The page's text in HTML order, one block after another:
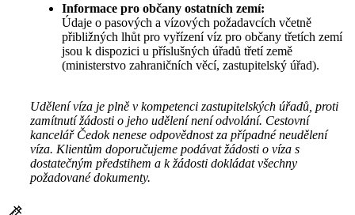
Informace pro občany ostatních zemí:
Údaje o pasových a vízových požadavcích včetně
přibližných lhůt pro vyřízení víz pro občany třetích zemí
jsou k dispozici u příslušných úřadů třetí země
(ministerstvo zahraničních věcí, zastupitelský úřad).
Udělení víza je plně v kompetenci zastupitelských úřadů, proti
zamítnutí žádosti o jeho udělení není odvolání. Cestovní
kancelář Čedok nenese odpovědnost za případné neudělení
víza. Klientům doporučujeme podávat žádosti o víza s
dostatečným předstihem a k žádosti dokládat všechny
požadované dokumenty.